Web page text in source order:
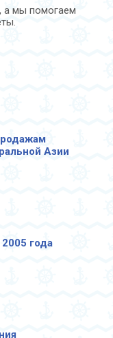
а мы помогаем
Азии
года